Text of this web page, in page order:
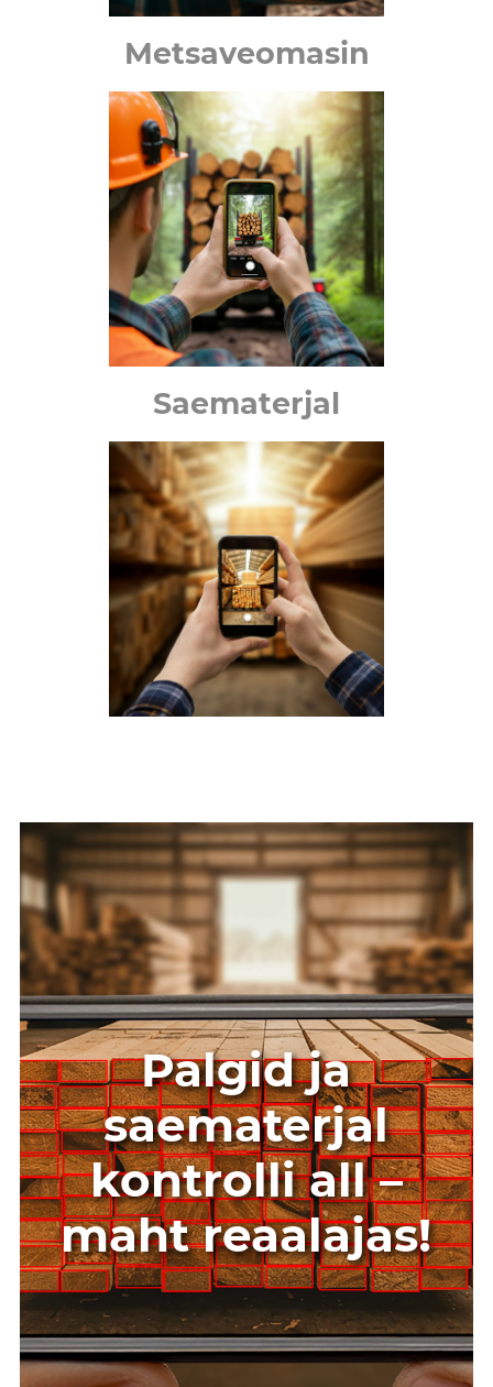
Metsaveomasin
Saematerjal
Palgid ja
saematerjal
kontrolli all –
maht reaalajas!